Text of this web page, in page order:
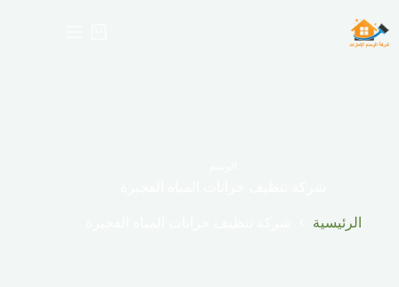
إلى
المحتوى
الرئيسية